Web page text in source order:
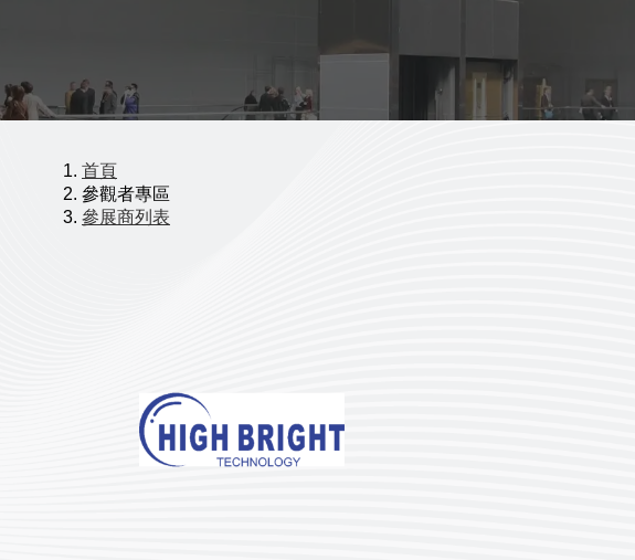
首頁
參觀者專區
參展商列表